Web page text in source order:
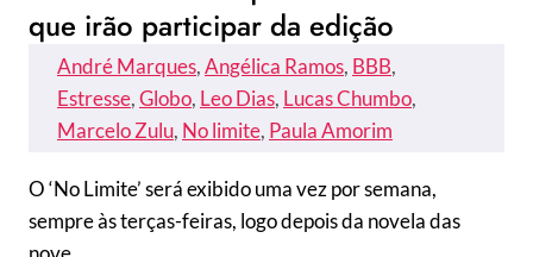
que irão participar da edição
André Marques, Angélica Ramos, BBB
Estresse, Globo, Leo Dias, Lucas Chumbo
Marcelo Zulu, No limite, Paula Amorim
O ‘No Limite’ será exibido uma vez por semana,
sempre às terças-feiras, logo depois da novela das